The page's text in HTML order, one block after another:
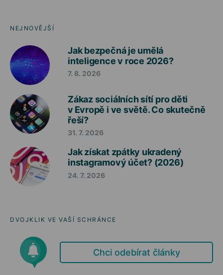
NEJNOVĚJŠÍ
Jak bezpečná je umělá
inteligence v roce 2026?
7. 8. 2026
Zákaz sociálních sítí pro děti
v Evropě i ve světě. Co skutečně
řeší?
31. 7. 2026
Jak získat zpátky ukradený
instagramový účet? (2026)
24. 7. 2026
DVOJKLIK VE VAŠÍ SCHRÁNCE
Chci odebírat články